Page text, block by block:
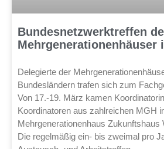
Bundesnetzwerktreffen
Mehrgenerationenhäuser
Delegierte der
Bundesländern trafen sich zum
Von 17.-19. März kamen
Koordinatoren aus zahlreichen MGH
Mehrgenerationenhaus Zukunftshaus
Die regelmäßig ein- bis zweimal pro